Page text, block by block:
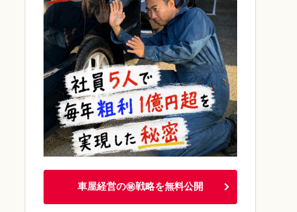
車屋経営の㊙戦略を無料公開